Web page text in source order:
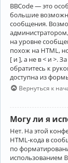
BBCode — это
большие
сообщения.
на уровне
похож на HTML,
[ и ], а не в < и >.
обратитесь к
доступна из
Вернуться к
Могу ли я
Нет. На этой
HTML-кода в
по
использованием